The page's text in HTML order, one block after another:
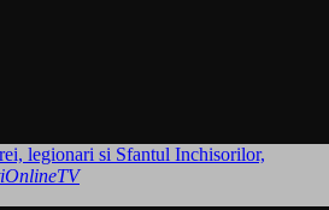
legionari si Sfantul Inchisorilor,